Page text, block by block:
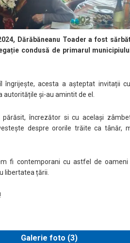
Dărăbăneanu Toader a fost
condusă de primarul
îngrijește, acesta a așteptat invitații
și-au amintit de el.
încrezător si cu același
despre ororile trăite ca tânăr,
fi contemporani cu astfel de oameni
libertatea țării.
Galerie foto (3)